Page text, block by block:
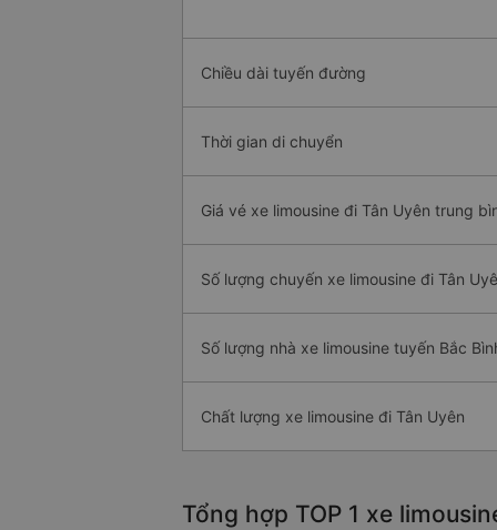
Chiều dài tuyến đường
Thời gian di chuyển
Giá vé xe limousine đi Tân Uyên trung
Số lượng chuyến xe limousine đi Tân
Số lượng nhà xe limousine tuyến Bắc
Chất lượng xe limousine đi Tân Uyên
Tổng hợp TOP 1 xe